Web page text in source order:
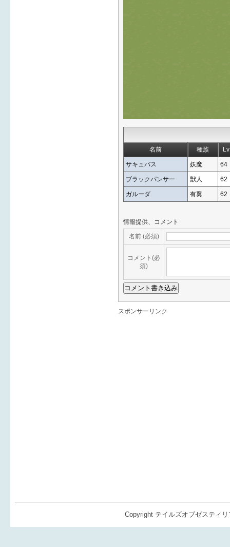
名前 種族 Lv
サキュバス 妖魔 64
ブラックパンサー 獣人 62
ガルーダ 有翼 62
情報提供、コメント
名前 (必須)
コメント(必
須)
スポンサーリンク
Copyright テイルズオブゼスティ